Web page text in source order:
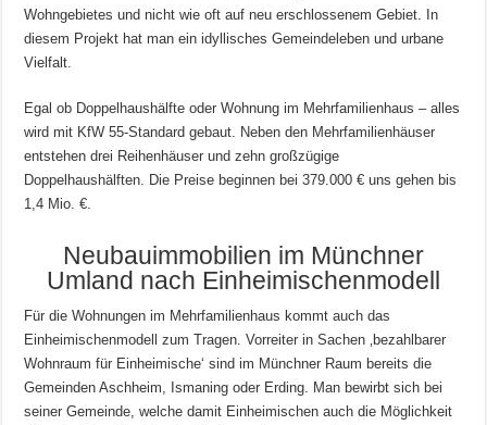
Wohngebietes und nicht wie oft auf neu erschlossenem Gebiet. In
diesem Projekt hat man ein idyllisches Gemeindeleben und urbane
Vielfalt.
Egal ob Doppelhaushälfte oder Wohnung im Mehrfamilienhaus – alles
wird mit KfW 55-Standard gebaut. Neben den Mehrfamilienhäuser
entstehen drei Reihenhäuser und zehn großzügige
Doppelhaushälften. Die Preise beginnen bei 379.000 € uns gehen bis
1,4 Mio. €.
Neubauimmobilien im Münchner
Umland nach Einheimischenmodell
Für die Wohnungen im Mehrfamilienhaus kommt auch das
Einheimischenmodell zum Tragen. Vorreiter in Sachen ‚bezahlbarer
Wohnraum für Einheimische‘ sind im Münchner Raum bereits die
Gemeinden Aschheim, Ismaning oder Erding. Man bewirbt sich bei
seiner Gemeinde, welche damit Einheimischen auch die Möglichkeit